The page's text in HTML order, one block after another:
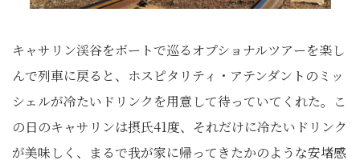
キャサリン渓谷をボートで巡るオプショナルツアーを楽し
んで列車に戻ると、ホスピタリティ・アテンダントのミッ
シェルが冷たいドリンクを用意して待っていてくれた。こ
の日のキャサリンは摂氏41度、それだけに冷たいドリンク
が美味しく、まるで我が家に帰ってきたかのような安堵感